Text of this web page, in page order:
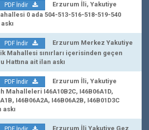
PDF İndir
Erzurum İli, Yakutiye
0 ada 504-513-516-518-519-540
PDF İndir
Erzurum Merkez Yakutiye
Mahallesi sınırları içerisinden geçen
Hattına ait ilan askı
PDF İndir
Erzurum İli, Yakutiye
Mahalleleri I46A10B2C, I46B06A1D,
I46B06A2A, I46B06A2B, I46B01D3C
Erzurum İli Yakutiye Gez